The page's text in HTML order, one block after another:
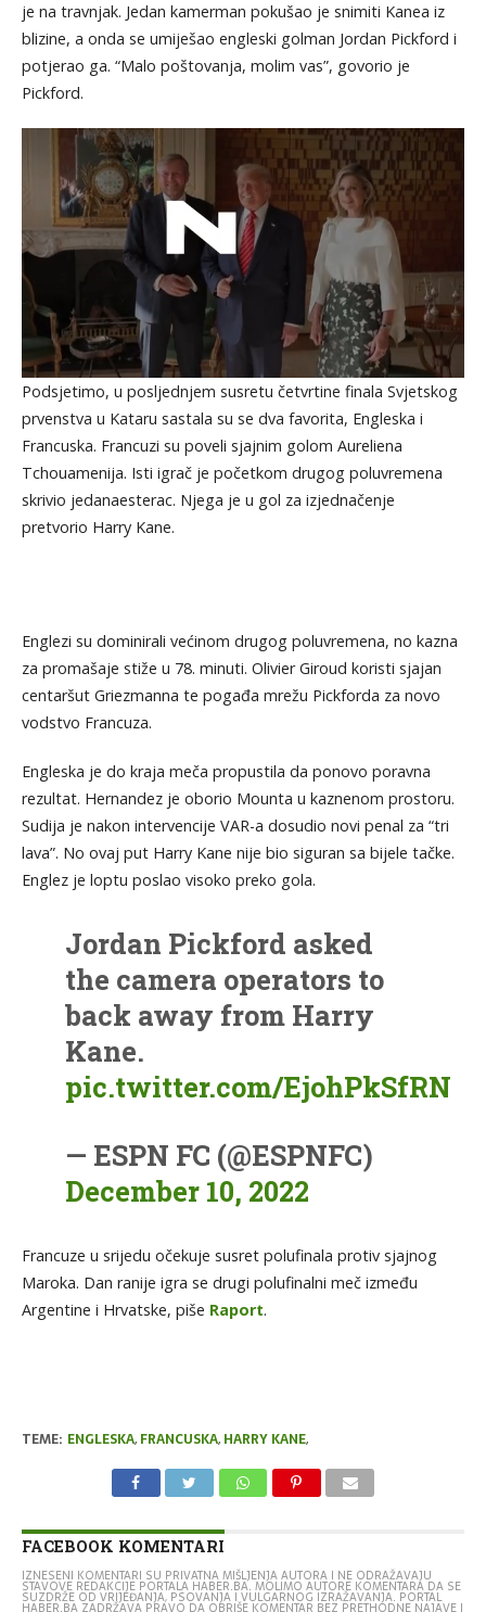
je na travnjak. Jedan kamerman pokušao je snimiti Kanea iz
blizine, a onda se umiješao engleski golman Jordan Pickford i
potjerao ga. “Malo poštovanja, molim vas”, govorio je
Pickford.
Podsjetimo, u posljednjem susretu četvrtine finala Svjetskog
prvenstva u Kataru sastala su se dva favorita, Engleska i
Francuska. Francuzi su poveli sjajnim golom Aureliena
Tchouamenija. Isti igrač je početkom drugog poluvremena
skrivio jedanaesterac. Njega je u gol za izjednačenje
pretvorio Harry Kane.
Englezi su dominirali većinom drugog poluvremena, no kazna
za promašaje stiže u 78. minuti. Olivier Giroud koristi sjajan
centaršut Griezmanna te pogađa mrežu Pickforda za novo
vodstvo Francuza.
Engleska je do kraja meča propustila da ponovo poravna
rezultat. Hernandez je oborio Mounta u kaznenom prostoru.
Sudija je nakon intervencije VAR-a dosudio novi penal za “tri
lava”. No ovaj put Harry Kane nije bio siguran sa bijele tačke.
Englez je loptu poslao visoko preko gola.
Jordan Pickford asked
the camera operators to
back away from Harry
Kane.
pic.twitter.com/EjohPkSfRN
— ESPN FC (@ESPNFC)
December 10, 2022
Francuze u srijedu očekuje susret polufinala protiv sjajnog
Maroka. Dan ranije igra se drugi polufinalni meč između
Argentine i Hrvatske, piše Raport.
TEME: ENGLESKA, FRANCUSKA, HARRY KANE,
FACEBOOK KOMENTARI
IZNESENI KOMENTARI SU PRIVATNA MIŠLJENJA AUTORA I NE ODRAŽAVAJU
STAVOVE REDAKCIJE PORTALA HABER.BA. MOLIMO AUTORE KOMENTARA DA SE
SUZDRŽE OD VRIJEĐANJA, PSOVANJA I VULGARNOG IZRAŽAVANJA. PORTAL
HABER.BA ZADRŽAVA PRAVO DA OBRIŠE KOMENTAR BEZ PRETHODNE NAJAVE I